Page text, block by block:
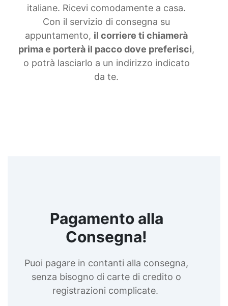
italiane. Ricevi comodamente a casa.
Con il servizio di consegna su
appuntamento, il corriere ti chiamerà
prima e porterà il pacco dove preferisci,
o potrà lasciarlo a un indirizzo indicato
da te.
Pagamento alla
Consegna!
Puoi pagare in contanti alla consegna,
senza bisogno di carte di credito o
registrazioni complicate.